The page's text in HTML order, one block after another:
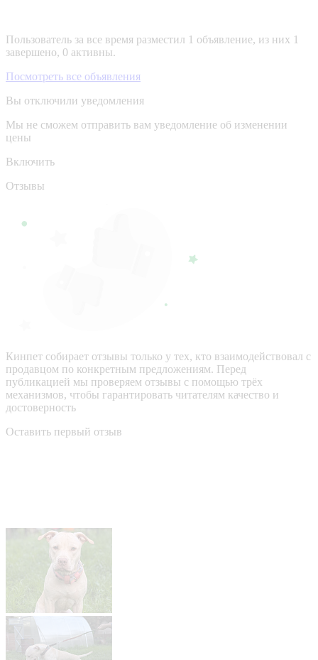
Пользователь за все время разместил 1 объявление, из них 1
завершено, 0 активны.
Посмотреть все объявления
Вы отключили уведомления
Мы не сможем отправить вам уведомление об изменении
цены
Включить
Отзывы
Кинпет собирает отзывы только у тех, кто взаимодействовал с
продавцом по конкретным предложениям. Перед
публикацией мы проверяем отзывы с помощью трёх
механизмов, чтобы гарантировать читателям качество и
достоверность
Оставить первый отзыв